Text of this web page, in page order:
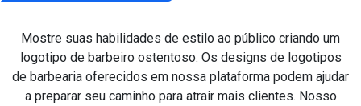
Mostre suas habilidades de estilo ao público criando um
logotipo de barbeiro ostentoso. Os designs de logotipos
de barbearia oferecidos em nossa plataforma podem ajudar
a preparar seu caminho para atrair mais clientes. Nosso